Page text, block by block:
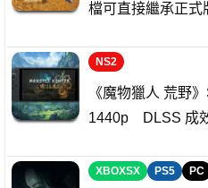
檔可直接繼承正式
NS2
《魔物獵人 荒野
1440p DLSS 成
XBOXSX PS5 PC